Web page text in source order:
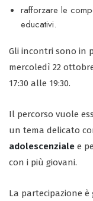
rafforzare le
educativi.
Gli incontri sono in
mercoledì 22
17:30 alle 19:30.
Il percorso vuole
un tema delicato
adolescenziale e
con i più giovani.
La partecipazione è